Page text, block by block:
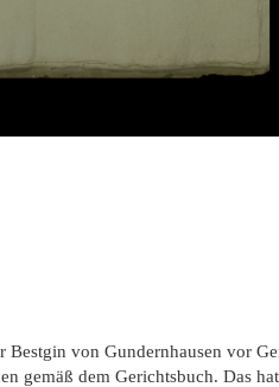
von Gundernhausen vor
gemäß dem Gerichtsbuch. Das